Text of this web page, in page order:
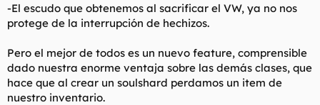
-El escudo que obtenemos al sacrificar el VW, ya no nos
protege de la interrupción de hechizos.
Pero el mejor de todos es un nuevo feature, comprensible
dado nuestra enorme ventaja sobre las demás clases, que
hace que al crear un soulshard perdamos un item de
nuestro inventario.